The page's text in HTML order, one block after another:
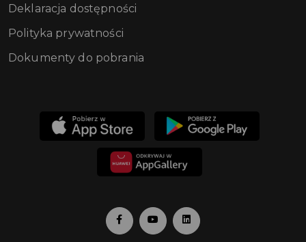
Deklaracja dostępności
Polityka prywatności
Dokumenty do pobrania